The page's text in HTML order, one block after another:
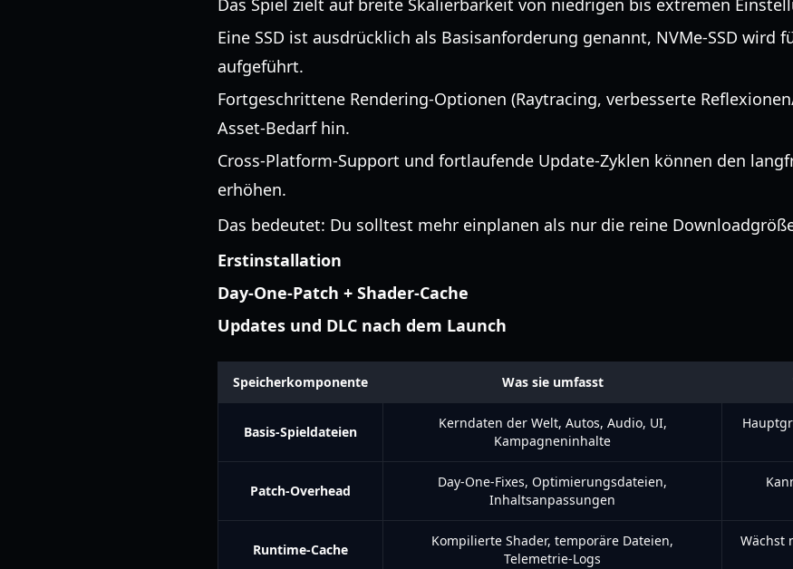
Das Spiel zielt auf breite Skalierbarkeit von niedrigen bis extremen
Eine SSD ist ausdrücklich als Basisanforderung genannt, NVMe-SSD wird
aufgeführt.
Fortgeschrittene Rendering-Optionen (Raytracing, verbesserte
Asset-Bedarf hin.
Cross-Platform-Support und fortlaufende Update-Zyklen können den
erhöhen.
Das bedeutet: Du solltest mehr einplanen als nur die reine
Erstinstallation
Day-One-Patch + Shader-Cache
Updates und DLC nach dem Launch
Speicherkomponente Was sie umfasst
Basis-Spieldateien
Kerndaten der Welt, Autos, Audio, UI,
Kampagneninhalte
Patch-Overhead
Day-One-Fixes, Optimierungsdateien,
Inhaltsanpassungen
Runtime-Cache
Kompilierte Shader, temporäre Dateien,
Telemetrie-Logs
Wächst